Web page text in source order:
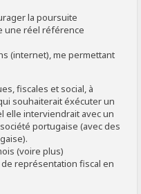
la poursuite
une réel référence
(internet), me permettant
fiscales et social, à
souhaiterait éxécuter un
elle interviendrait avec un
portugaise (avec des
(voire plus)
représentation fiscal en